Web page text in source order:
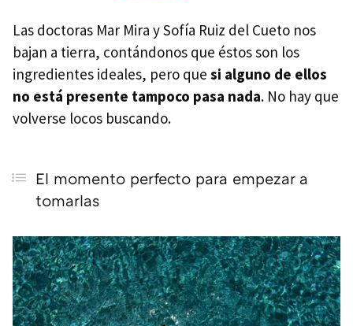
Las doctoras Mar Mira y Sofía Ruiz del Cueto nos
bajan a tierra, contándonos que éstos son los
ingredientes ideales, pero que si alguno de ellos
no está presente tampoco pasa nada. No hay que
volverse locos buscando.
El momento perfecto para empezar a
tomarlas